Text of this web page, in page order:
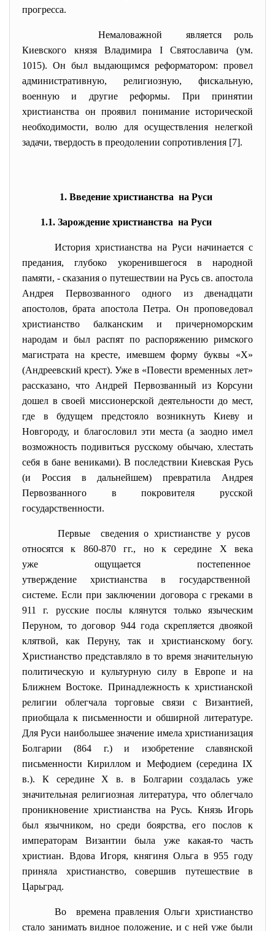
прогресса.
Немаловажной является роль
Киевского князя Владимира I Святославича (ум.
1015). Он был выдающимся реформатором: провел
административную, религиозную, фискальную,
военную и другие реформы. При принятии
христианства он проявил понимание исторической
необходимости, волю для осуществления нелегкой
задачи, твердость в преодолении сопротивления [7].
1. Введение христианства на Руси
1.1. Зарождение христианства на Руси
История христианства на Руси начинается с
предания, глубоко укоренившегося в народной
памяти, - сказания о путешествии на Русь св. апостола
Андрея Первозванного одного из двенадцати
апостолов, брата апостола Петра. Он проповедовал
христианство балканским и причерноморским
народам и был распят по распоряжению римского
магистрата на кресте, имевшем форму буквы «Х»
(Андреевский крест). Уже в «Повести временных лет»
рассказано, что Андрей Первозванный из Корсуни
дошел в своей миссионерской деятельности до мест,
где в будущем предстояло возникнуть Киеву и
Новгороду, и благословил эти места (а заодно имел
возможность подивиться русскому обычаю, хлестать
себя в бане вениками). В последствии Киевская Русь
(и Россия в дальнейшем) превратила Андрея
Первозванного в покровителя русской
государственности.
Первые сведения о христианстве у русов
относятся к 860-870 гг., но к середине Х века
уже ощущается постепенное
утверждение христианства в государственной
системе. Если при заключении договора с греками в
911 г. русские послы клянутся только языческим
Перуном, то договор 944 года скрепляется двоякой
клятвой, как Перуну, так и христианскому богу.
Христианство представляло в то время значительную
политическую и культурную силу в Европе и на
Ближнем Востоке. Принадлежность к христианской
религии облегчала торговые связи с Византией,
приобщала к письменности и обширной литературе.
Для Руси наибольшее значение имела христианизация
Болгарии (864 г.) и изобретение славянской
письменности Кириллом и Мефодием (середина IX
в.). К середине Х в. в Болгарии создалась уже
значительная религиозная литература, что облегчало
проникновение христианства на Русь. Князь Игорь
был язычником, но среди боярства, его послов к
императорам Византии была уже какая-то часть
христиан. Вдова Игоря, княгиня Ольга в 955 году
приняла христианство, совершив путешествие в
Царьград.
Во времена правления Ольгихристианство
стало занимать видное положение, и с ней уже были